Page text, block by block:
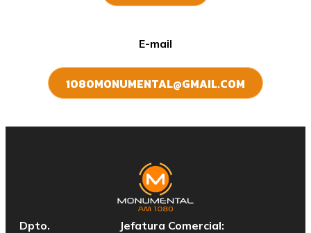
E-mail
1080MONUMENTAL@GMAIL.COM
Dpto.
Jefatura Comercial: